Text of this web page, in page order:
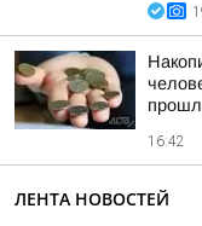
16:42
ЛЕНТА НОВОСТЕЙ